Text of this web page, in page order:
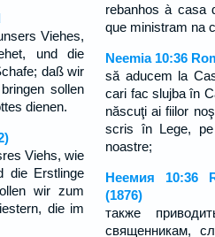
Viehes,
und die
daß wir
sollen
dienen.
Viehs, wie
die Erstlinge
wir zum
die im
rebanhos à casa
que ministram na
Neemia 10:36
să aducem la
cari fac slujba în
născuţi ai fiilor
scris în Lege,
noastre;
Неемия 10:36
(1876)
также
священникам,